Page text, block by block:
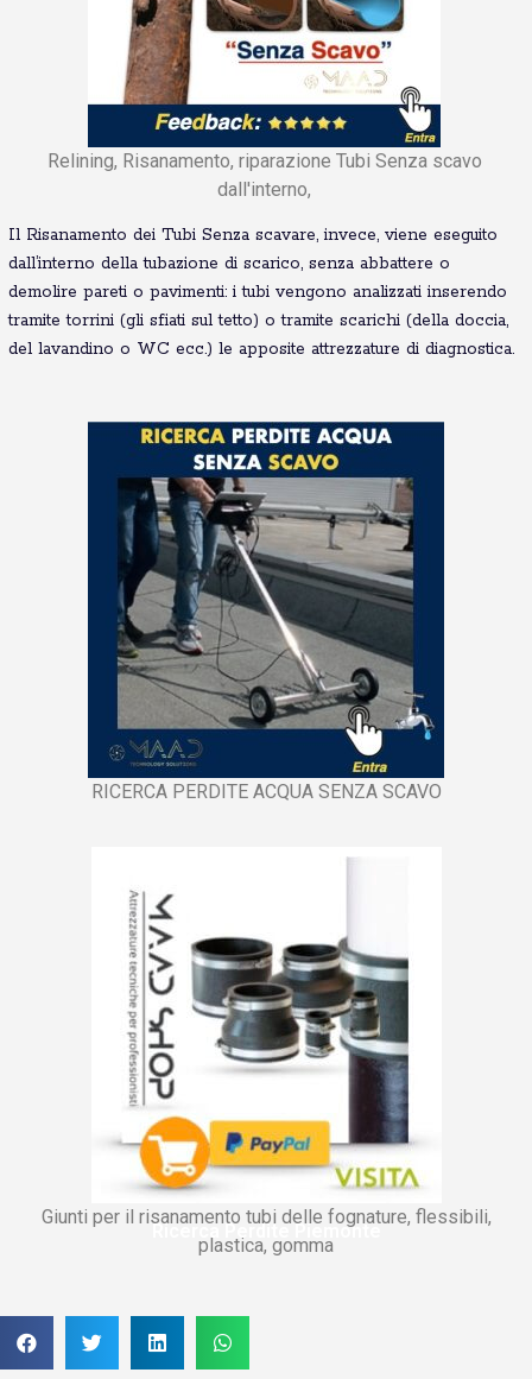
Relining, Risanamento, riparazione Tubi Senza scavo
dall'interno,
Il Risanamento dei Tubi Senza scavare, invece, viene eseguito
dall’interno della tubazione di scarico, senza abbattere o
demolire pareti o pavimenti: i tubi vengono analizzati inserendo
tramite torrini (gli sfiati sul tetto) o tramite scarichi (della doccia,
del lavandino o WC ecc.) le apposite attrezzature di diagnostica.
RICERCA PERDITE ACQUA SENZA SCAVO
Giunti per il risanamento tubi delle fognature, flessibili,
plastica, gomma
Ricerca Perdite Piemonte